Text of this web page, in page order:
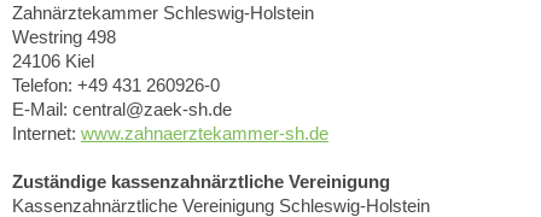
Zahnärztekammer Schleswig-Holstein
Westring 498
24106 Kiel
Telefon: +49 431 260926-0
E-Mail: central@zaek-sh.de
Internet: www.zahnaerztekammer-sh.de
Zuständige kassenzahnärztliche Vereinigung
Kassenzahnärztliche Vereinigung Schleswig-Holstein